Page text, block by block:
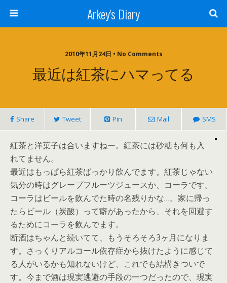
Arkey's Diary
2010年11月24日 • No Comments
最近は紅茶にハマってる
Share Tweet Pin Mail SMS
紅茶と洋菓子は合いますねー。紅茶には砂糖も何も入
れてません。
最近はもっぱら紅茶ばっかり飲んでます。紅茶じゃない
気分の時はグレープフルーツジュースか、コーラです。
コーラはビールを飲んでた時の名残りかな…。家に帰っ
たらビール（炭酸）って癖があったから、それを回避す
るためにコーラを飲んでます。
断酒はちゃんと続いてて、もうそろそろ3ヶ月になりま
す。さっくりアルコール依存症から抜けたように感じて
る人がいるかも知れないけど、これでも結構きついで
す。今まで酒は現実逃避の手段の一つだったので、現実